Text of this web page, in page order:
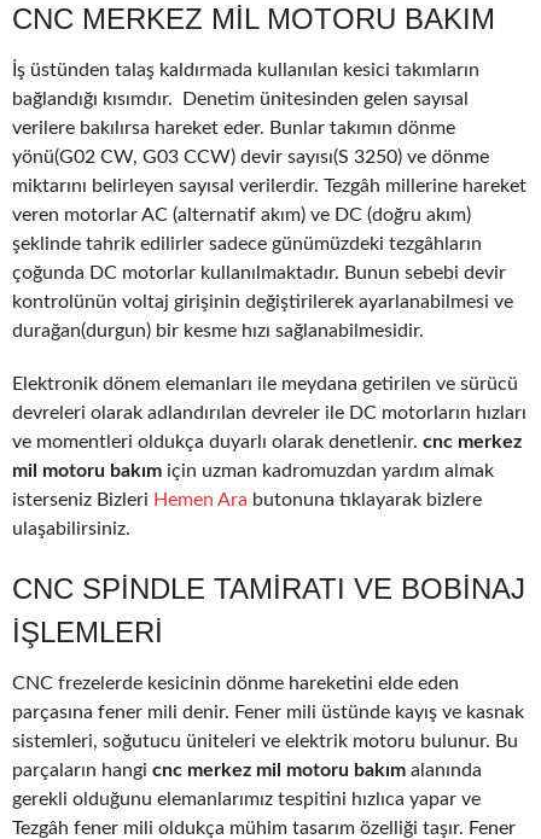
CNC MERKEZ MIL MOTORU BAKIM
İş üstünden talaş kaldırmada kullanılan kesici takımların
bağlandığı kısımdır. Denetim ünitesinden gelen sayısal
verilere bakılırsa hareket eder. Bunlar takımın dönme
yönü(G02 CW, G03 CCW) devir sayısı(S 3250) ve dönme
miktarını belirleyen sayısal verilerdir. Tezgâh millerine hareket
veren motorlar AC (alternatif akım) ve DC (doğru akım)
şeklinde tahrik edilirler sadece günümüzdeki tezgâhların
çoğunda DC motorlar kullanılmaktadır. Bunun sebebi devir
kontrolünün voltaj girişinin değiştirilerek ayarlanabilmesi ve
durağan(durgun) bir kesme hızı sağlanabilmesidir.
Elektronik dönem elemanları ile meydana getirilen ve sürücü
devreleri olarak adlandırılan devreler ile DC motorların hızları
ve momentleri oldukça duyarlı olarak denetlenir. cnc merkez
mil motoru bakım için uzman kadromuzdan yardım almak
isterseniz Bizleri Hemen Ara butonuna tıklayarak bizlere
ulaşabilirsiniz.
CNC SPINDLE TAMIRATI VE BOBINAJ
IŞLEMLERI
CNC frezelerde kesicinin dönme hareketini elde eden
parçasına fener mili denir. Fener mili üstünde kayış ve kasnak
sistemleri, soğutucu üniteleri ve elektrik motoru bulunur. Bu
parçaların hangi cnc merkez mil motoru bakım alanında
gerekli olduğunu elemanlarımız tespitini hızlıca yapar ve
Tezgâh fener mili oldukça mühim tasarım özelliği taşır. Fener